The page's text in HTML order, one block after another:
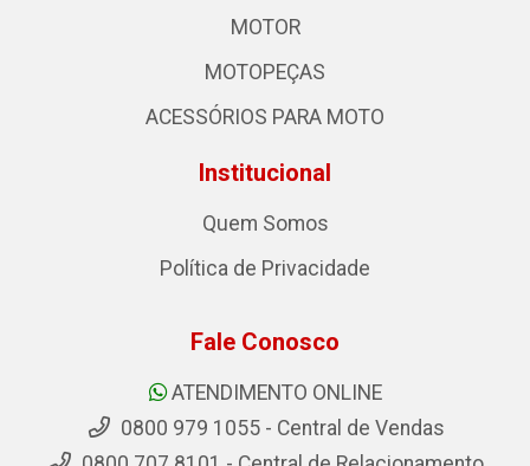
MOTOR
MOTOPEÇAS
ACESSÓRIOS PARA MOTO
Institucional
Quem Somos
Política de Privacidade
Fale Conosco
ATENDIMENTO ONLINE
0800 979 1055 - Central de Vendas